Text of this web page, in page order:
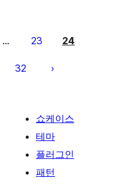
… 23 24
32
쇼케이스
테마
플러그인
패턴